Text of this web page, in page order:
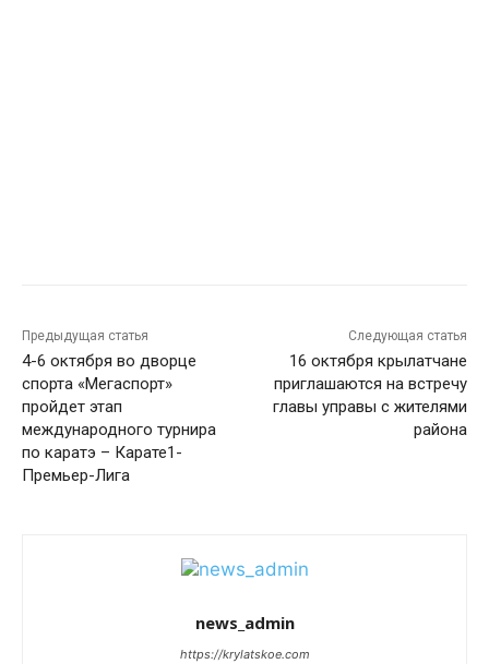
Предыдущая статья
4-6 октября во дворце
спорта «Мегаспорт»
пройдет этап
международного турнира
по каратэ – Карате1-
Премьер-Лига
Следующая статья
16 октября крылатчане
приглашаются на встречу
главы управы с жителями
района
news_admin
https://krylatskoe.com